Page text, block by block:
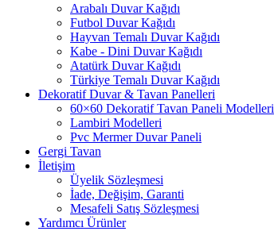
Arabalı Duvar Kağıdı
Futbol Duvar Kağıdı
Hayvan Temalı Duvar Kağıdı
Kabe - Dini Duvar Kağıdı
Atatürk Duvar Kağıdı
Türkiye Temalı Duvar Kağıdı
Dekoratif Duvar & Tavan Panelleri
60×60 Dekoratif Tavan Paneli Modelleri
Lambiri Modelleri
Pvc Mermer Duvar Paneli
Gergi Tavan
İletişim
Üyelik Sözleşmesi
İade, Değişim, Garanti
Mesafeli Satış Sözleşmesi
Yardımcı Ürünler